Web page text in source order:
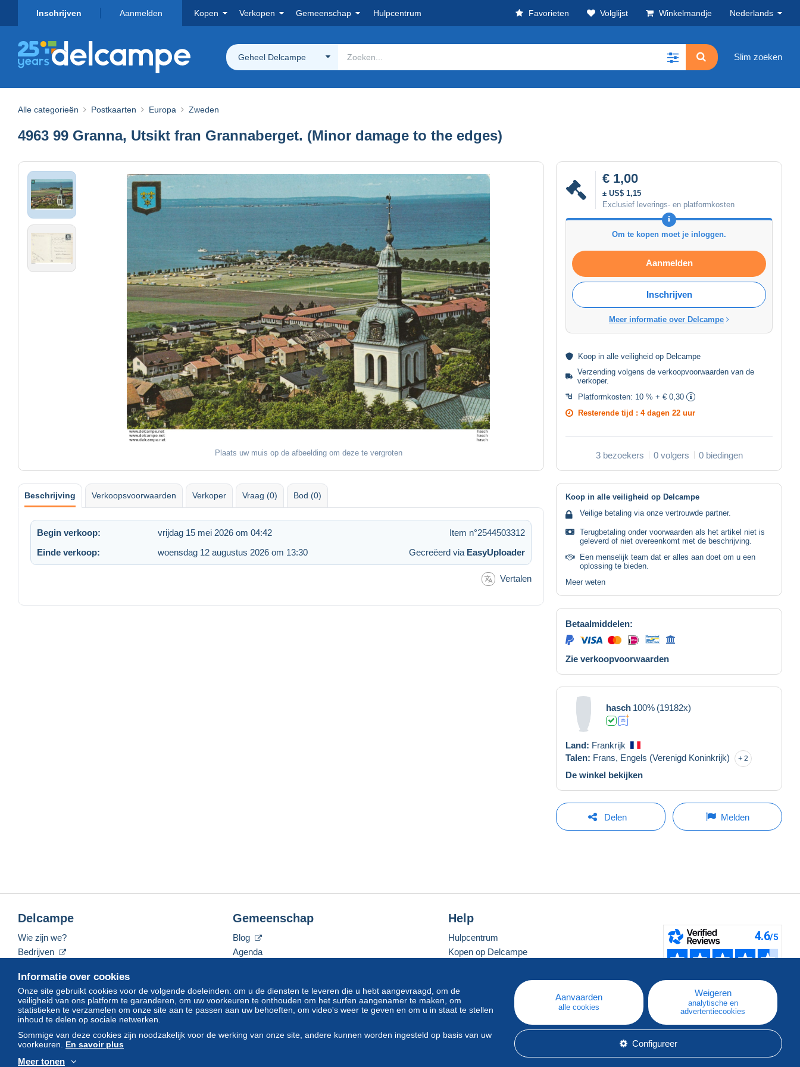
Inschrijven Aanmelden Kopen Verkopen Gemeenschap Hulpcentrum Favorieten Volglijst Winkelmandje Nederlands
Geheel Delcampe Slim zoeken
Alle categorieën Postkaarten Europa Zweden
4963 99 Granna, Utsikt fran Grannaberget. (Minor damage to the edges)
Plaats uw muis op de afbeelding om deze te vergroten
€ 1,00
± US$ 1,15
Exclusief leverings- en platformkosten
Om te kopen moet je inloggen.
Aanmelden
Inschrijven
Meer informatie over Delcampe
Koop in alle veiligheid op Delcampe
Verzending volgens deverkoopvoorwaarden van de
verkoper.
Platformkosten: 10 % + € 0,30
Resterende tijd : 4 dagen 22 uur
3 bezoekers 0 volgers 0 biedingen
Beschrijving Verkoopsvoorwaarden Verkoper Vraag (0) Bod (0)
Begin verkoop: vrijdag 15 mei 2026 om 04:42
Item n°2544503312
Einde verkoop:
woensdag 12 augustus 2026 om 13:30 Gecreëerd via EasyUploader
Vertalen
Koop in alle veiligheid op Delcampe
Veilige betaling via onze vertrouwde partner.
Terugbetaling onder voorwaarden als het artikel niet is
geleverd of niet overeenkomt met de beschrijving.
Een menselijk team dat er alles aan doet om u een
oplossing te bieden.
Meer weten
Betaalmiddelen:
Zie verkoopvoorwaarden
hasch 100% (19182x)
Land: Frankrijk
Talen: Frans, Engels (Verenigd Koninkrijk) 2
De winkel bekijken
Delen Melden
Informatie over cookies
Onze site gebruikt cookies voor de volgende doeleinden: om u de diensten te leveren die u hebt aangevraagd, om de
veiligheid van ons platform te garanderen, om uw voorkeuren te onthouden om het surfen aangenamer te maken, om
statistieken te verzamelen om onze site aan te passen aan uw behoeften, om video's weer te geven en om u in staat te stellen
inhoud te delen op sociale netwerken.
Sommige van deze cookies zijn noodzakelijk voor de werking van onze site, andere kunnen worden ingesteld op basis van uw
voorkeuren. En savoir plus
Meer tonen
Aanvaarden
alle cookies
Weigeren
analytische en
advertentiecookies
Configureer
Delcampe
Wie zijn we?
Bedrijven
Neem contact met ons op
Gemeenschap
Blog
Agenda
Help
Hulpcentrum
Kopen op Delcampe
Een beveiligde website
© Delcampe International srl. Alle rechten voorbehouden.